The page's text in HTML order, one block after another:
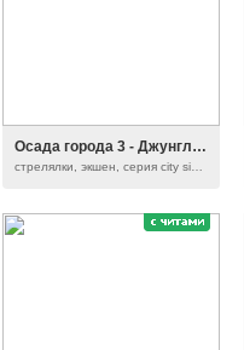
Осада города 3 - Джунгли (НАБОР уровней)